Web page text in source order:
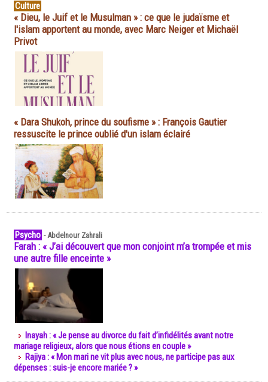
Culture
« Dieu, le Juif et le Musulman » : ce que le judaïsme et
l'islam apportent au monde, avec Marc Neiger et Michaël
Privot
« Dara Shukoh, prince du soufisme » : François Gautier
ressuscite le prince oublié d'un islam éclairé
Psycho -Abdelnour Zahrali
Farah : « J’ai découvert que mon conjoint m’a trompée et mis
une autre fille enceinte »
Inayah : « Je pense au divorce du fait d’infidélités avant notre
mariage religieux, alors que nous étions en couple »
Rajiya : « Mon mari ne vit plus avec nous, ne participe pas aux
dépenses : suis-je encore mariée ? »